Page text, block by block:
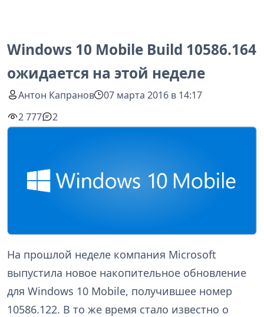
Windows 10 Mobile Build 10586.164
ожидается на этой неделе
Антон Капранов
07 марта 2016 в 14:17
2 777
2
На прошлой неделе компания Microsoft
выпустила новое накопительное обновление
для Windows 10 Mobile, получившее номер
10586.122. В то же время стало известно о